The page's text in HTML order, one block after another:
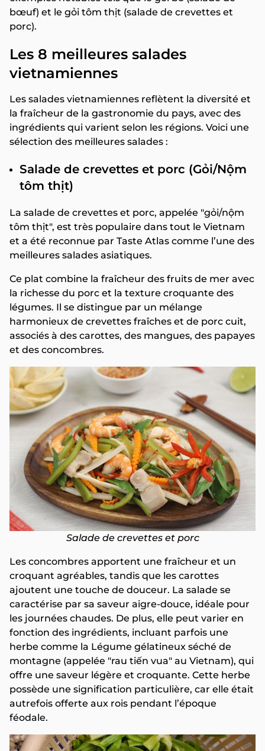
bœuf) et le gỏi tôm thịt (salade de crevettes et
porc).
Les 8 meilleures salades
vietnamiennes
Les salades vietnamiennes reflètent la diversité et
la fraîcheur de la gastronomie du pays, avec des
ingrédients qui varient selon les régions. Voici une
sélection des meilleures salades :
Salade de crevettes et porc (Gỏi/Nộm
tôm thịt)
La salade de crevettes et porc, appelée "gỏi/nộm
tôm thịt", est très populaire dans tout le Vietnam
et a été reconnue par Taste Atlas comme l’une des
meilleures salades asiatiques.
Ce plat combine la fraîcheur des fruits de mer avec
la richesse du porc et la texture croquante des
légumes. Il se distingue par un mélange
harmonieux de crevettes fraîches et de porc cuit,
associés à des carottes, des mangues, des papayes
et des concombres.
Salade de crevettes et porc
Les concombres apportent une fraîcheur et un
croquant agréables, tandis que les carottes
ajoutent une touche de douceur. La salade se
caractérise par sa saveur aigre-douce, idéale pour
les journées chaudes. De plus, elle peut varier en
fonction des ingrédients, incluant parfois une
herbe comme la Légume gélatineux séché de
montagne (appelée "rau tiến vua" au Vietnam), qui
offre une saveur légère et croquante. Cette herbe
possède une signification particulière, car elle était
autrefois offerte aux rois pendant l’époque
féodale.